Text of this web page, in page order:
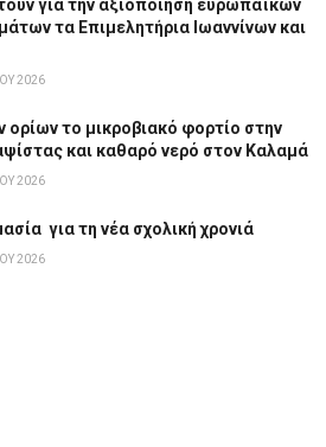
για την αξιοποίηση ευρωπαϊκών
τα Επιμελητήρια Ιωαννίνων και
2026
ορίων το μικροβιακό φορτίο στην
και καθαρό νερό στον Καλαμά
2026
για τη νέα σχολική χρονιά
2026